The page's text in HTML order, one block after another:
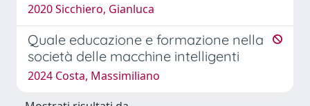
2020 Sicchiero, Gianluca
Quale educazione e formazione nella
società delle macchine intelligenti
2024 Costa, Massimiliano